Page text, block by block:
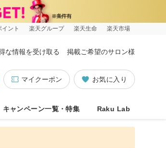
ント 楽天グループ 楽天生命 楽天市場
な情報を受け取る 掲載ご希望のサロン様
お気に入り
マイクーポン
キャンペーン一覧・特集 Raku Lab